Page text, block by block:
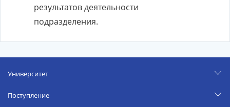
результатов деятельности
подразделения.
Университет
Поступление